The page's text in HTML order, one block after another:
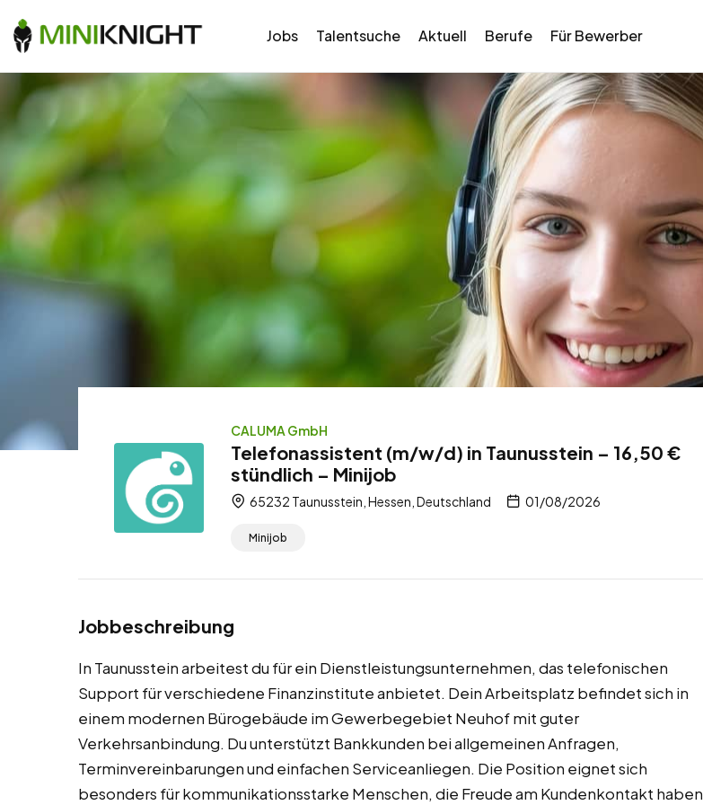
Jobs Talentsuche Aktuell Berufe Für Bewerber
CALUMA GmbH
Telefonassistent (m/w/d) in Taunusstein – 16,50 €
stündlich – Minijob
65232 Taunusstein, Hessen, Deutschland 01/08/2026
Minijob
Jobbeschreibung
In Taunusstein arbeitest du für ein Dienstleistungsunternehmen, das telefonischen
Support für verschiedene Finanzinstitute anbietet. Dein Arbeitsplatz befindet sich in
einem modernen Bürogebäude im Gewerbegebiet Neuhof mit guter
Verkehrsanbindung. Du unterstützt Bankkunden bei allgemeinen Anfragen,
Terminvereinbarungen und einfachen Serviceanliegen. Die Position eignet sich
besonders für kommunikationsstarke Menschen, die Freude am Kundenkontakt haben